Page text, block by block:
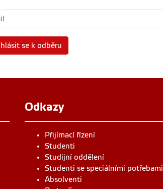
se k odběru
Odkazy
Přijímací řízení
Studenti
Studijní oddělení
Studenti se speciálními potřebami
Absolventi